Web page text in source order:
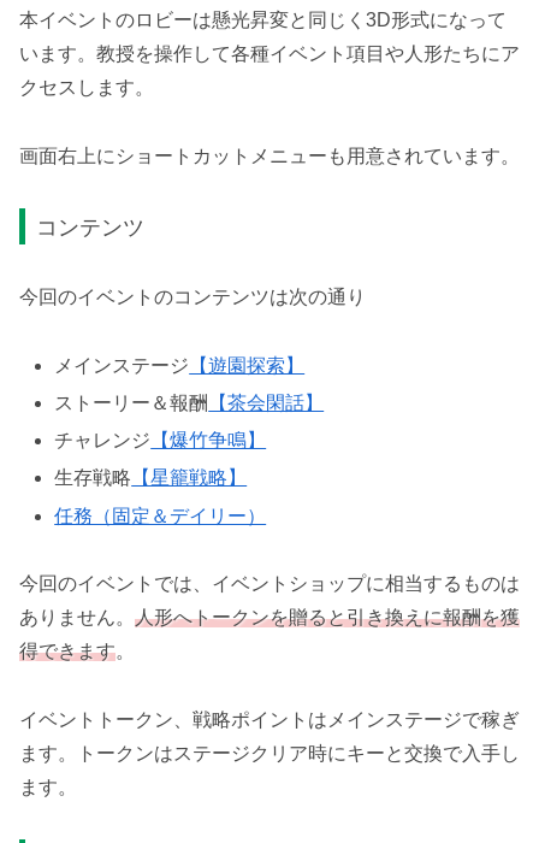
本イベントのロビーは懸光昇変と同じく3D形式になって
います。教授を操作して各種イベント項目や人形たちにア
クセスします。
画面右上にショートカットメニューも用意されています。
コンテンツ
今回のイベントのコンテンツは次の通り
メインステージ 【遊園探索】
ストーリー＆報酬
【茶会閑話】
チャレンジ 【爆竹争鳴】
生存戦略 【星籠戦略】
任務（固定＆デイリー）
今回のイベントでは、イベントショップに相当するものは
ありません。 人形へトークンを贈ると引き換えに報酬を獲
得できます。
イベントトークン、戦略ポイントはメインステージで稼ぎ
ます。トークンはステージクリア時にキーと交換で入手し
ます。